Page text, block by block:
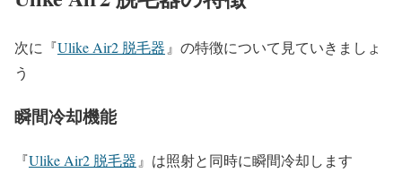
次に『Ulike Air2 脱毛器』の特徴について見ていきましょ
う
瞬間冷却機能
『Ulike Air2 脱毛器 』は照射と同時に瞬間冷却します